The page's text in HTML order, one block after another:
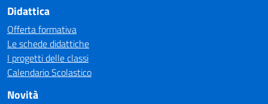
Didattica
Offerta formativa
Le schede didattiche
I progetti delle classi
Calendario Scolastico
Novità